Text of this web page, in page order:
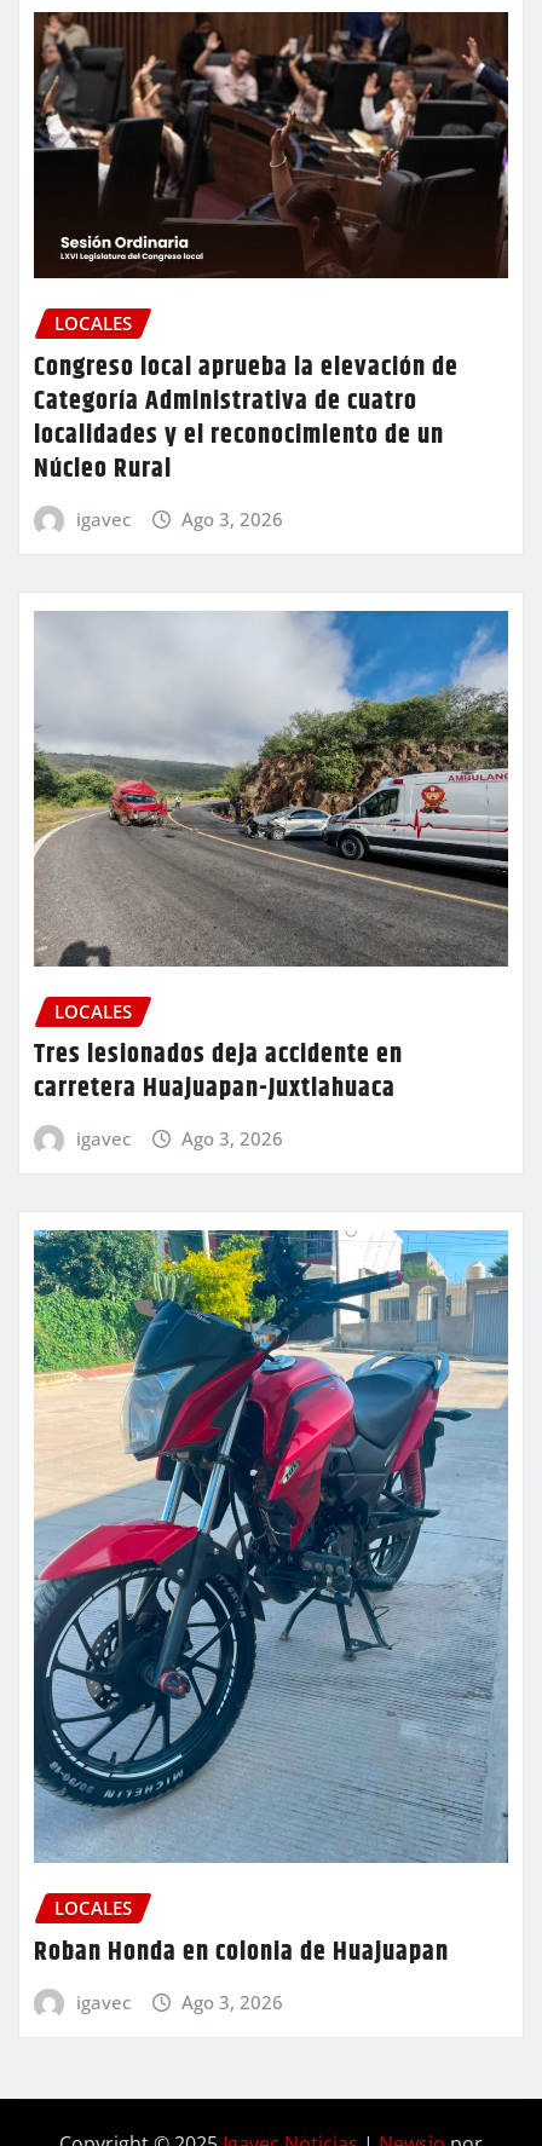
LOCALES
Congreso local aprueba la elevación de
Categoría Administrativa de cuatro
localidades y el reconocimiento de un
Núcleo Rural
igavec Ago 3, 2026
LOCALES
Tres lesionados deja accidente en
carretera Huajuapan-Juxtlahuaca
igavec Ago 3, 2026
LOCALES
Roban Honda en colonia de Huajuapan
igavec Ago 3, 2026